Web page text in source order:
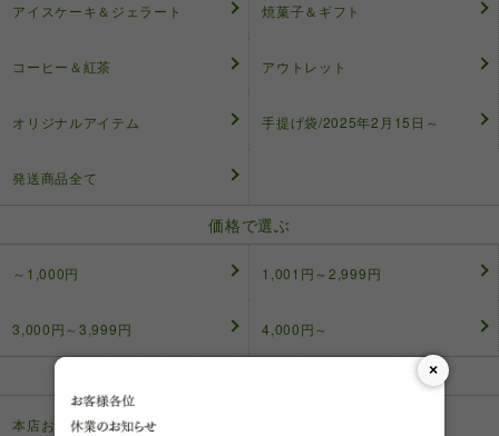
×
アイスケーキ＆ジェラート 焼菓子＆ギフト
コーヒー＆紅茶 アウトレット
オリジナルアイテム 手提げ袋/2025年2月15日～
発送商品全て
価格で選ぶ
～1,000円 1,001円～2,999円
3,000円～3,999円 4,000円～
本店お渡し商品(クッキー缶等)